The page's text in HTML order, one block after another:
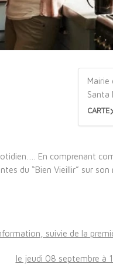
Santa
CARTE
En comprenant
du “Bien Vieillir” sur
suivie de la
le jeudi 08 septembre à